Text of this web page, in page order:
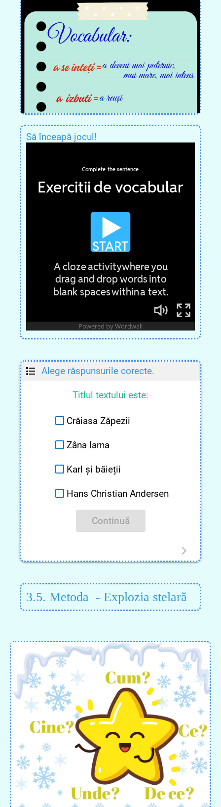
Să înceapă jocul!
Alege răspunsurile corecte.
Titlul textului este:
Crăiasa Zăpezii
Zâna Iarna
Karl și băieții
Hans Christian Andersen
Continuă
3.5. Metoda - Explozia stelară